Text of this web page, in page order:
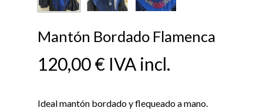
Mantón Bordado Flamenca
120,00€ IVA incl.
Ideal mantón bordado y flequeado a mano.